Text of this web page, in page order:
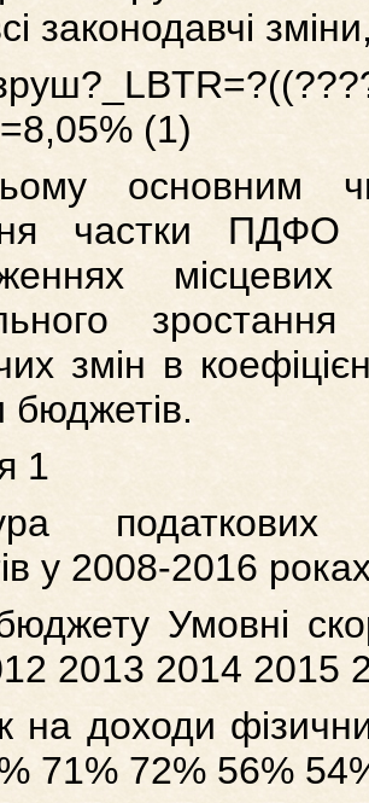
законодавчі
(1)
основним
частки ПДФО
змін в
бюджетів.
1
у 2008-2016
Умовні
2013 2014 2015
на доходи
71% 72% 56%